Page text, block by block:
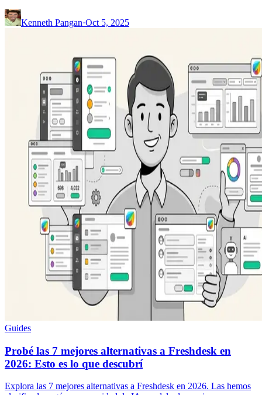
Kenneth Pangan·Oct 5, 2025
Guides
Probé las 7 mejores alternativas a Freshdesk en
2026: Esto es lo que descubrí
Explora las 7 mejores alternativas a Freshdesk en 2026. Las hemos